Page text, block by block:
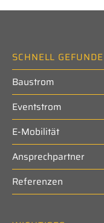
SCHNELL
Baustrom
Eventstrom
E-Mobilität
Ansprechpartner
Referenzen